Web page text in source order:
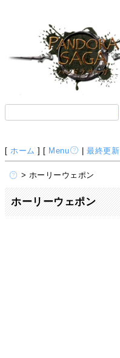
[ ホーム ] [ Menu |最終更新
> ホーリーウェポン
ホーリーウェポン